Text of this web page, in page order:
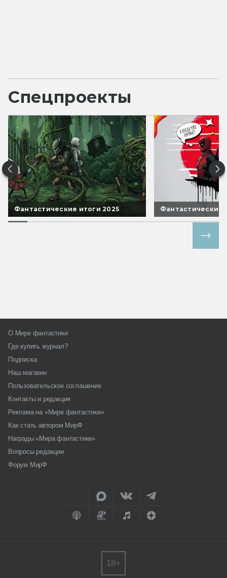
Спецпроекты
Фантастические итоги 2025 Фантастические
О Мире фантастики
Где купить журнал?
Подписка
Наш магазин
Пользовательское соглашение
Контакты и редакция
Реклама на «Мире фантастики»
Как стать автором МирФ
Награды «Мира фантастики»
Вопросы редакции
Форум МирФ
18+